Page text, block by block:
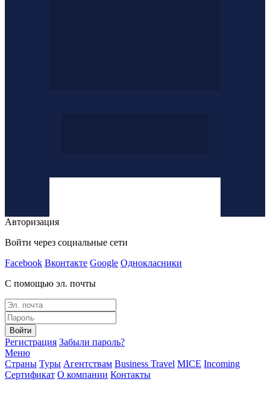
Авторизация
Войти через социальные сети
Facebook Вконтакте Google Однокласники
С помощью эл. почты
Войти
Регистрация Забыли пароль?
Меню
Страны Туры Агентствам Business Travel MICE Incoming
Сертификат О компании Контакты